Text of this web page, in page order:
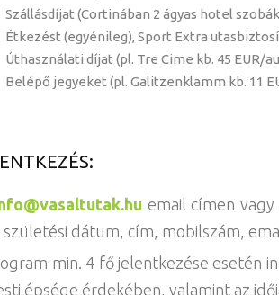
Szállásdíjat (Cortinában 2 ágyas hotel
Étkezést (egyénileg), Sport Extra
Úthasználati díjat (pl. Tre Cime kb. 45 EUR/
Belépő jegyeket (pl. Galitzenklamm kb. 11
email címen vagy
születési dátum, cím, mobilszám,
min. 4 fő jelentkezése esetén
épsége érdekében, valamint az